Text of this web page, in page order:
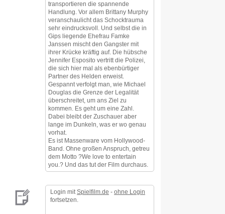
transportieren die spannende
Handlung. Vor allem Brittany Murphy
veranschaulicht das Schocktrauma
sehr eindrucksvoll. Und selbst die in
Gips liegende Ehefrau Famke
Janssen mischt den Gangster mit
ihrer Krücke kräftig auf. Die hübsche
Jennifer Esposito vertritt die Polizei,
die sich hier mal als ebenbürtiger
Partner des Helden erweist.
Gespannt verfolgt man, wie Michael
Douglas die Grenze der Legalität
überschreitet, um ans Ziel zu
kommen. Es geht um eine Zahl.
Dabei bleibt der Zuschauer aber
lange im Dunkeln, was er wo genau
vorhat.
Es ist Massenware vom Hollywood-
Band. Ohne großen Anspruch, getreu
dem Motto ?We love to entertain
you.? Und das tut der Film durchaus.
Login mit Spielfilm.de - ohne Login
fortsetzen.